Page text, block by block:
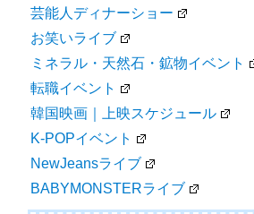
芸能人ディナーショー
お笑いライブ
ミネラル・天然石・鉱物イベント
転職イベント
韓国映画｜上映スケジュール
K-POPイベント
NewJeansライブ
BABYMONSTERライブ